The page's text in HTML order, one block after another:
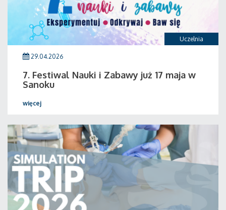
Uczelnia
29.04.2026
7. Festiwal Nauki i Zabawy już 17 maja w
Sanoku
więcej